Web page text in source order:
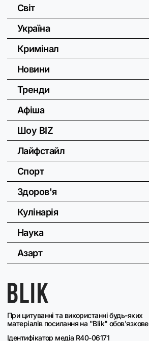
При цитуванні та використанні будь-яких
матеріалів посилання на "Blik" обов'язкове
Ідентифікатор медіа R40-06171
Світ
Україна
Кримінал
Новини
Тренди
Афіша
Шоу BIZ
Лайфстайл
Спорт
Здоров'я
Кулінарія
Наука
Азарт